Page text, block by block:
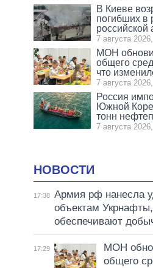
В Киеве
погибших в
российской
7 августа
МОН
общего
что
7 августа
Россия
Южной
тонн
7 августа
НОВОСТИ
17:38 Армия рф нанесла
объектам
обеспечивают
17:29
МОН
общего